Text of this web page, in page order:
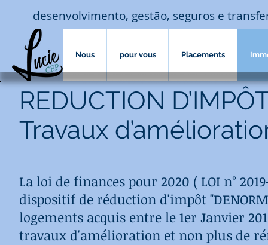
desenvolvimento, gestão, seguros e
Nous pour vous Placements
REDUCTION
Travaux
La loi de finances pour 2020 ( LOI n°
dispositif de réduction d'impôt
logements acquis entre le 1er Janvier
travaux d'amélioration et non plus de